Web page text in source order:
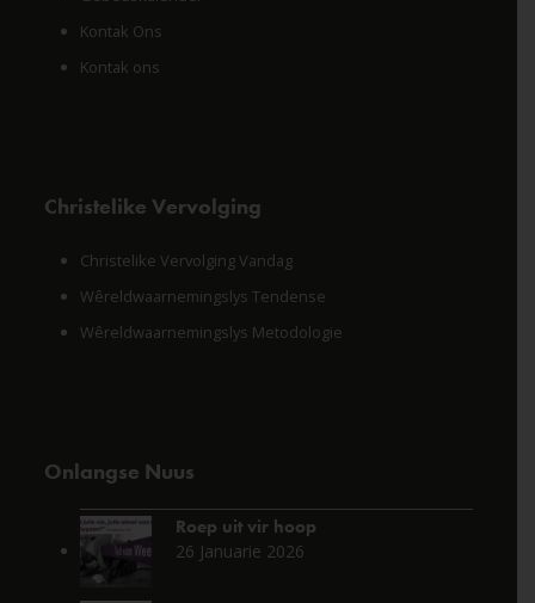
Kontak Ons
Kontak ons
Christelike Vervolging
Christelike Vervolging Vandag
Wêreldwaarnemingslys Tendense
Wêreldwaarnemingslys Metodologie
Onlangse Nuus
Roep uit vir hoop
26 Januarie 2026